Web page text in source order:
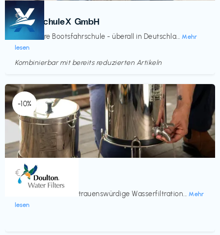
Kurse
BootsschuleX GmbH
Deine faire Bootsfahrschule - überall in Deutschla... Mehr
lesen
€‎
Kombinierbar mit bereits reduzierten Artikeln
-10%
Küche & Haushalt
Doulton
Seit 200 Jahren vertrauenswürdige Wasserfiltration... Mehr
lesen
€‎